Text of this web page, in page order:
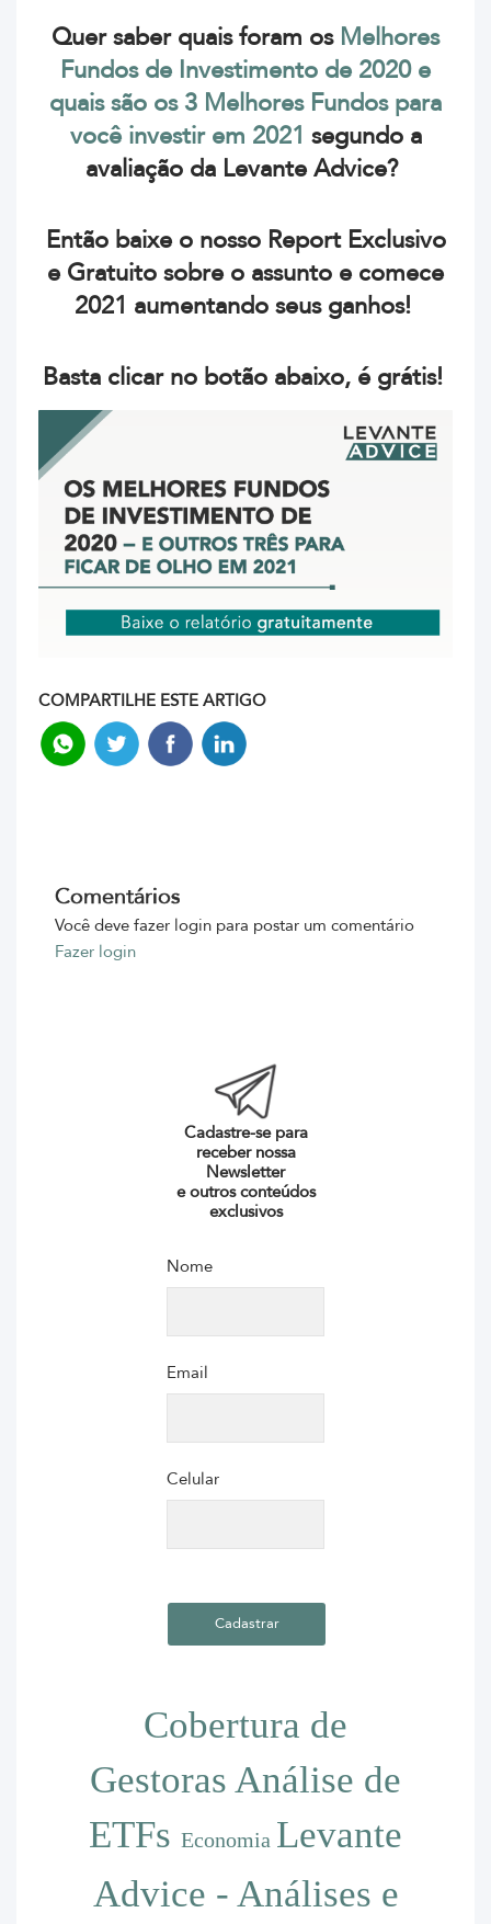
Quer saber quais foram os Melhores
Fundos de Investimento de 2020 e
quais são os 3 Melhores Fundos para
você investir em 2021 segundo a
avaliação da Levante Advice?
Então baixe o nosso Report Exclusivo
e Gratuito sobre o assunto e comece
2021 aumentando seus ganhos!
Basta clicar no botão abaixo, é grátis!
COMPARTILHE ESTE ARTIGO
Comentários
Você deve fazer login para postar um comentário
Fazer login
Cadastre-se para
receber nossa
Newsletter
e outros conteúdos
exclusivos
Nome
Email
Celular
Cobertura de
Gestoras Análise de
ETFs Economia Levante
Advice - Análises e